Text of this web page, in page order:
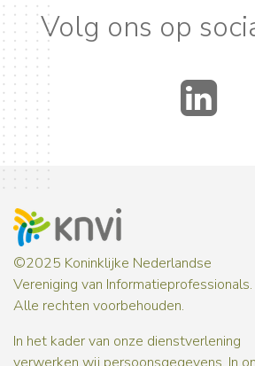
Volg ons op
©2025 Koninklijke Nederlandse
Vereniging van Informatieprofessionals.
Alle rechten voorbehouden.
In het kader van onze dienstverlening